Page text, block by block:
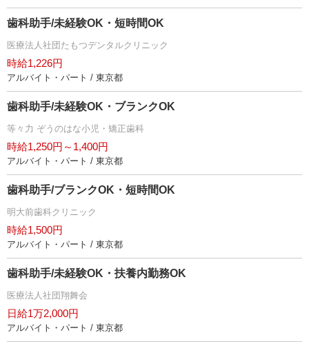
歯科助手/未経験OK・短時間OK
医療法人社団たもつデンタルクリニック
時給1,226円
アルバイト・パート / 東京都
歯科助手/未経験OK・ブランクOK
等々力 ぞうのはな小児・矯正歯科
時給1,250円～1,400円
アルバイト・パート / 東京都
歯科助手/ブランクOK・短時間OK
明大前歯科クリニック
時給1,500円
アルバイト・パート / 東京都
歯科助手/未経験OK・扶養内勤務OK
医療法人社団翔舞会
日給1万2,000円
アルバイト・パート / 東京都